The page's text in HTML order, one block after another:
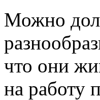
Можно
что они
на работу